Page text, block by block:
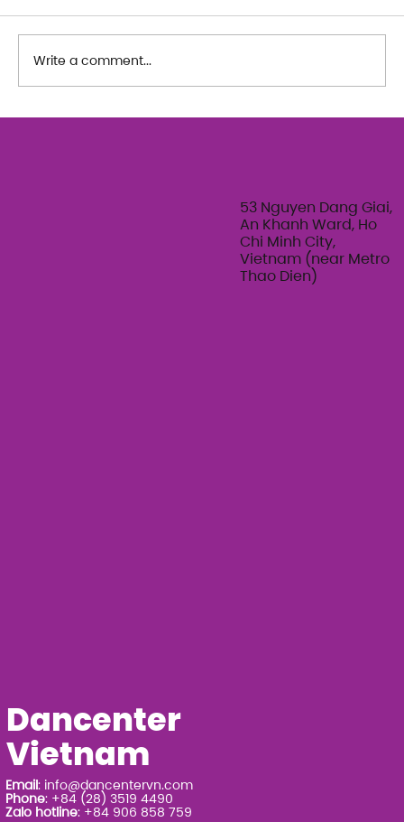
Write a comment...
Dancenter
Vietnam
Email: info@dancentervn.com
Phone: +84 (28) 3519 4490
Zalo hotline: +84 906 858 759
53 Nguyen Dang Giai,
An Khanh Ward, Ho
Chi Minh City,
Vietnam (near Metro
Thao Dien)